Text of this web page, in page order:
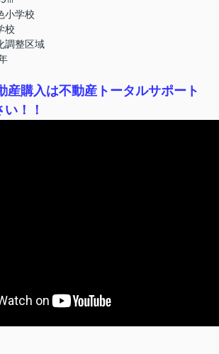
小学校
校
調整区域
産購入は不動産トータルサポート
！！